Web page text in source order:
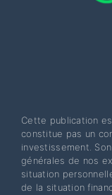
Cette publication
constitue pas un
investissement.
générales de nos
situation
de la situation